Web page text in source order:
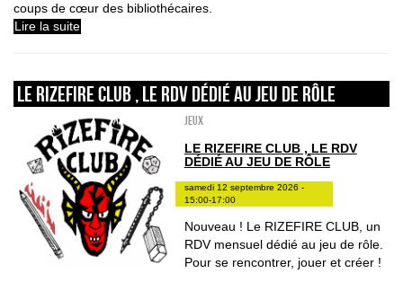
coups de cœur des bibliothécaires.
Lire la suite
LE RIZEFIRE CLUB , LE RDV DÉDIÉ AU JEU DE RÔLE
Jeux
LE RIZEFIRE CLUB , LE RDV
DÉDIÉ AU JEU DE RÔLE
samedi 12 septembre 2026 -
15:00-17:00
Nouveau ! Le RIZEFIRE CLUB, un
RDV mensuel dédié au jeu de rôle.
Pour se rencontrer, jouer et créer !